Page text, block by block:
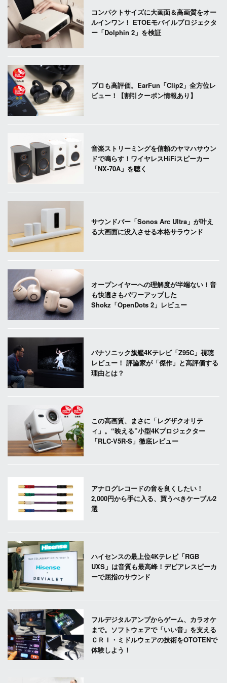
コンパクトサイズに大画面＆高画質をオー
ルインワン！ ETOEモバイルプロジェクタ
ー「Dolphin 2」を検証
プロも高評価。EarFun「Clip2」全方位レ
ビュー！【割引クーポン情報あり】
音楽ストリーミングを信頼のヤマハサウン
ドで鳴らす！ワイヤレスHiFiスピーカー
「NX-70A」を聴く
サウンドバー「Sonos Arc Ultra」が叶え
る大画面に没入させる本格サラウンド
オープンイヤーへの理解度が半端ない！音
も快適さもパワーアップした
Shokz「OpenDots 2」レビュー
パナソニック旗艦4Kテレビ「Z95C」視聴
レビュー！ 評論家が「傑作」と高評価する
理由とは？
この高画質、まさに「レグザクオリテ
ィ」。“映える”小型4Kプロジェクター
「RLC-V5R-S」徹底レビュー
アナログレコードの音を良くしたい！
2,000円から手に入る、買うべきケーブル2
選
ハイセンスの最上位4Kテレビ「RGB
UXS」は音質も最高峰！デビアレスピーカ
ーで屈指のサウンド
フルデジタルアンプからゲーム、カラオケ
まで。ソフトウェアで「いい音」を支える
ＣＲＩ・ミドルウェアの技術をOTOTENで
体験しよう！